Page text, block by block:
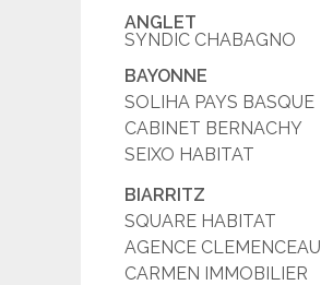
ANGLET
SYNDIC CHABAGNO
BAYONNE
SOLIHA PAYS BASQUE
CABINET BERNACHY
SEIXO HABITAT
BIARRITZ
SQUARE HABITAT
AGENCE CLEMENCEAU
CARMEN IMMOBILIER